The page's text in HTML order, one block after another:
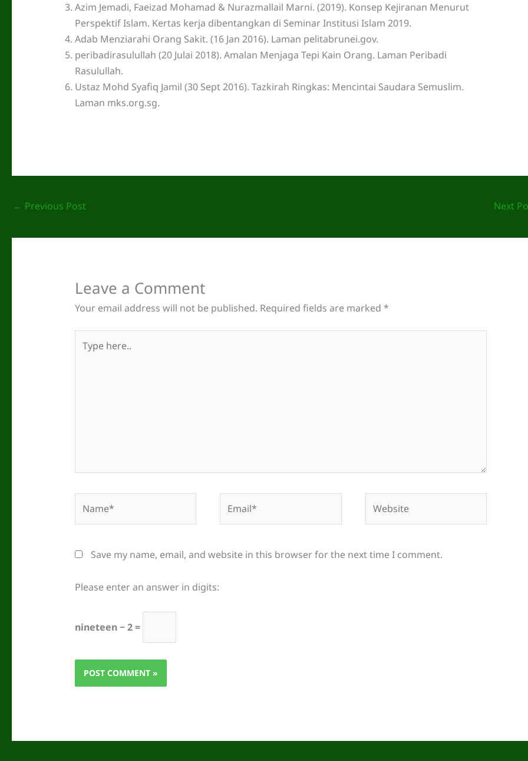
Azim Jemadi, Faeizad Mohamad & Nurazmallail Marni. (2019). Konsep Kejiranan Menurut
Perspektif Islam. Kertas kerja dibentangkan di Seminar Institusi Islam 2019.
Adab Menziarahi Orang Sakit. (16 Jan 2016). Laman pelitabrunei.gov.
peribadirasulullah (20 Julai 2018). Amalan Menjaga Tepi Kain Orang. Laman Peribadi
Rasulullah.
Ustaz Mohd Syafiq Jamil (30 Sept 2016). Tazkirah Ringkas: Mencintai Saudara Semuslim.
Laman mks.org.sg.
← Previous Post Next
Leave a Comment
Your email address will not be published. Required fields are marked *
here..
Save my name, email, and website in this browser for the next time I comment.
Please enter an answer in digits:
nineteen − 2 =